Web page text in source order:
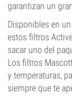
garantizan un
Disponibles en
estos filtros
sacar uno del
Los filtros
y temperaturas,
siempre que te